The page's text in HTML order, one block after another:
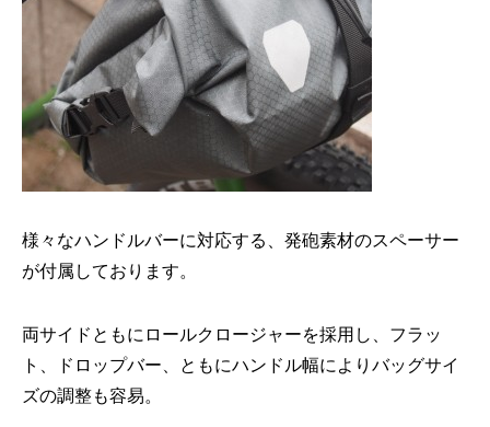
様々なハンドルバーに対応する、発砲素材のスペーサー
が付属しております。
両サイドともにロールクロージャーを採用し、フラッ
ト、ドロップバー、ともにハンドル幅によりバッグサイ
ズの調整も容易。